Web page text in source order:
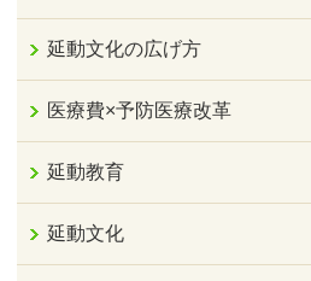
延動文化の広げ方
医療費×予防医療改革
延動教育
延動文化